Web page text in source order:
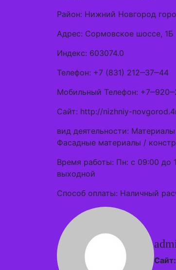
Район: Нижний Новгород
Адрес: Сормовское шоссе, 1Б
Индекс: 603074.0
Телефон: +7 (831) 212‒37‒44
Мобильный Телефон:
Сайт: http://nizhniy-
вид деятельности:
Фасадные материалы /
Время работы: Пн: с 09:00 до
выходной
Способ оплаты: Наличный
Сайт: